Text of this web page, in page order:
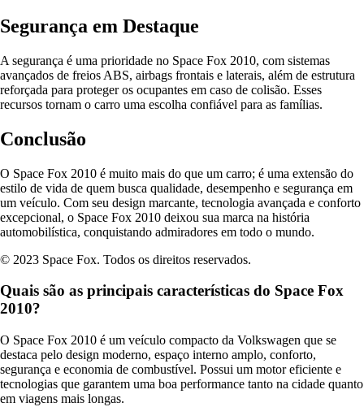
Segurança em Destaque
A segurança é uma prioridade no Space Fox 2010, com sistemas
avançados de freios ABS, airbags frontais e laterais, além de estrutura
reforçada para proteger os ocupantes em caso de colisão. Esses
recursos tornam o carro uma escolha confiável para as famílias.
Conclusão
O Space Fox 2010 é muito mais do que um carro; é uma extensão do
estilo de vida de quem busca qualidade, desempenho e segurança em
um veículo. Com seu design marcante, tecnologia avançada e conforto
excepcional, o Space Fox 2010 deixou sua marca na história
automobilística, conquistando admiradores em todo o mundo.
© 2023 Space Fox. Todos os direitos reservados.
Quais são as principais características do Space Fox
2010?
O Space Fox 2010 é um veículo compacto da Volkswagen que se
destaca pelo design moderno, espaço interno amplo, conforto,
segurança e economia de combustível. Possui um motor eficiente e
tecnologias que garantem uma boa performance tanto na cidade quanto
em viagens mais longas.